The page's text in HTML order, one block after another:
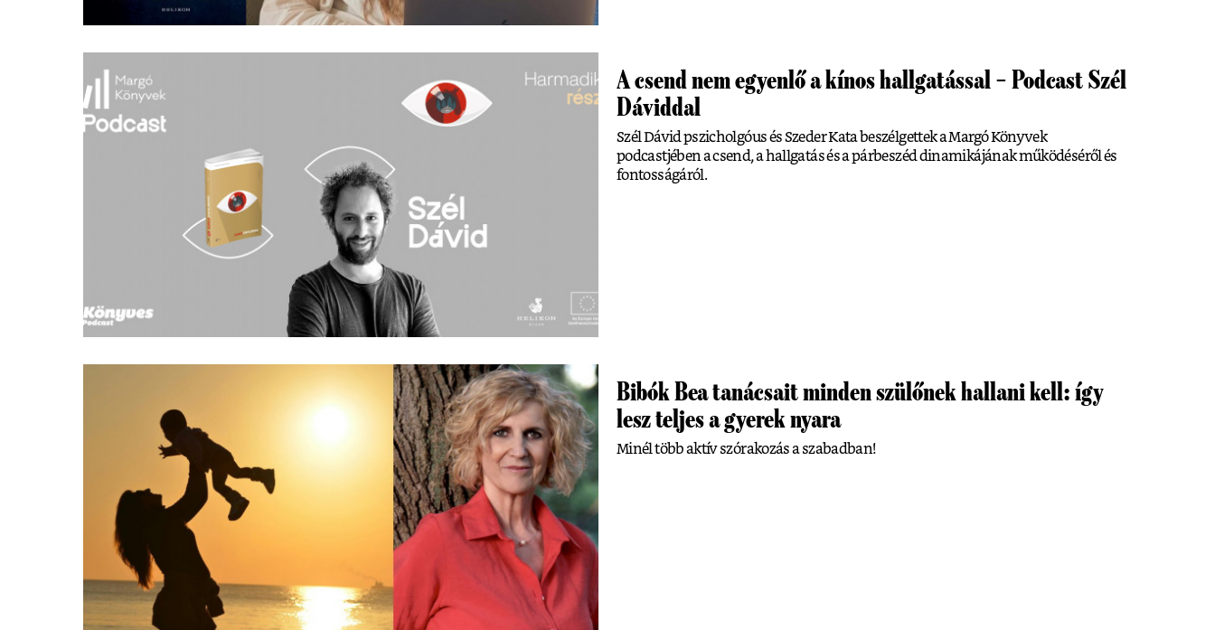
A csend nem egyenlő a kínos hallgatással – Podcast Szél
Dáviddal
Szél Dávid pszicholgóus és Szeder Kata beszélgettek a Margó Könyvek
podcastjében a csend, a hallgatás és a párbeszéd dinamikájának működéséről és
fontosságáról.
Bibók Bea tanácsait minden szülőnek hallani kell: így
lesz teljes a gyerek nyara
Minél több aktív szórakozás a szabadban!